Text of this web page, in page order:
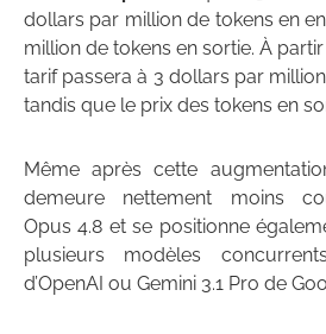
dollars par million de tokens en
million de tokens en sortie. À
tarif passera à 3 dollars par
tandis que le prix des tokens en
Même après cette
demeure nettement moins
Opus 4.8 et se positionne
plusieurs modèles
d’OpenAI ou Gemini 3.1 Pro de